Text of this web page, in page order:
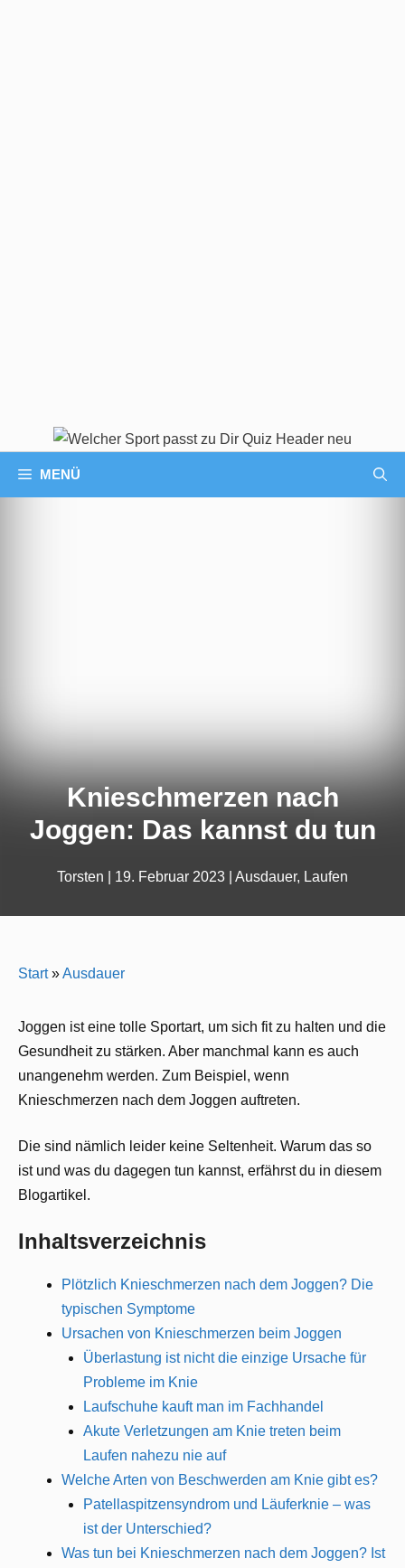
MENÜ
Knieschmerzen nach
Joggen: Das kannst du tun
Torsten 19. Februar 2023 Ausdauer, Laufen
Start»Ausdauer
Joggen ist eine tolle Sportart, um sich fit zu halten und die
Gesundheit zu stärken. Aber manchmal kann es auch
unangenehm werden. Zum Beispiel, wenn
Knieschmerzen nach dem Joggen auftreten.
Die sind nämlich leider keine Seltenheit. Warum das so
ist und was du dagegen tun kannst, erfährst du in diesem
Blogartikel.
Inhaltsverzeichnis
Plötzlich Knieschmerzen nach dem Joggen? Die
typischen Symptome
Ursachen von Knieschmerzen beim Joggen
Überlastung ist nicht die einzige Ursache für
Probleme im Knie
Laufschuhe kauft man im Fachhandel
Akute Verletzungen am Knie treten beim
Laufen nahezu nie auf
Welche Arten von Beschwerden am Knie gibt es?
Patellaspitzensyndrom und Läuferknie – was
ist der Unterschied?
Was tun bei Knieschmerzen nach dem Joggen? Ist